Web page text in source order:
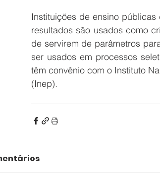
Instituições de ensino
resultados são usados como
de servirem de parâmetros
ser usados em processos
têm convênio com o Instituto
(Inep).